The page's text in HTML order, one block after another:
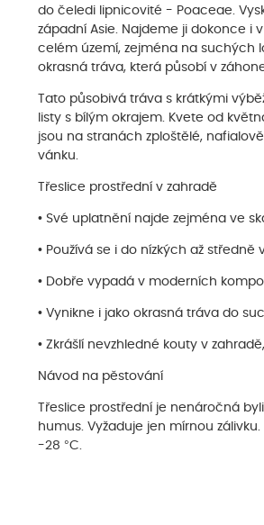
do čeledi lipnicovité - Poaceae.
západní Asie. Najdeme ji dokonce i
celém území, zejména na suchých
okrasná tráva, která působí v
Tato působivá tráva s krátkými
listy s bílým okrajem. Kvete od
jsou na stranách zploštělé,
vánku.
Třeslice prostřední v zahradě
• Své uplatnění najde zejména ve
• Používá se i do nízkých až
• Dobře vypadá v moderních
• Vynikne i jako okrasná tráva do
• Zkrášlí nevzhledné kouty v
Návod na pěstování
Třeslice prostřední je nenáročná
humus. Vyžaduje jen mírnou
-28 °C.